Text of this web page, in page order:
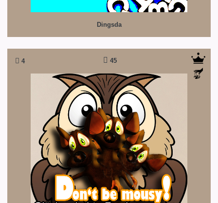
Dingsda
4 45
Don´t be mousy
Manchmal hilft frech echt weiter...